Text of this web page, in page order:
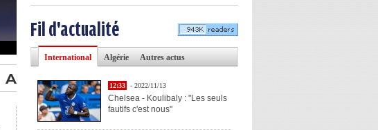
Fil d'actualité
International Algérie Autres actus
12:33 - 2022/11/13
Chelsea - Koulibaly : "Les seuls
fautifs c'est nous"